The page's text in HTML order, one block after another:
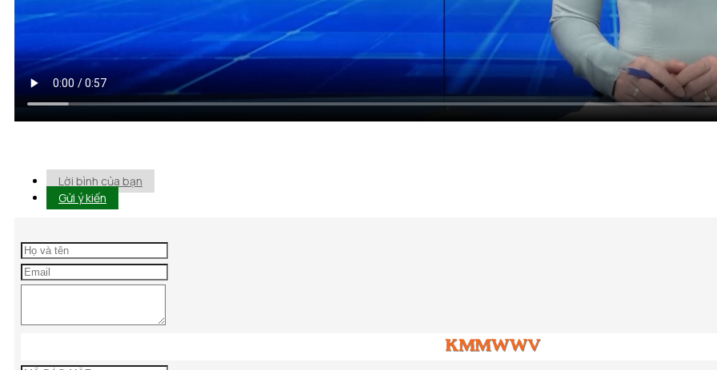
Lời bình của bạn
Gửi ý kiến